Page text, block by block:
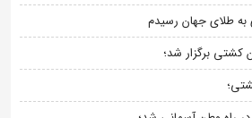
به طلای جهان رسیدم
کشتی برگزار شد؛